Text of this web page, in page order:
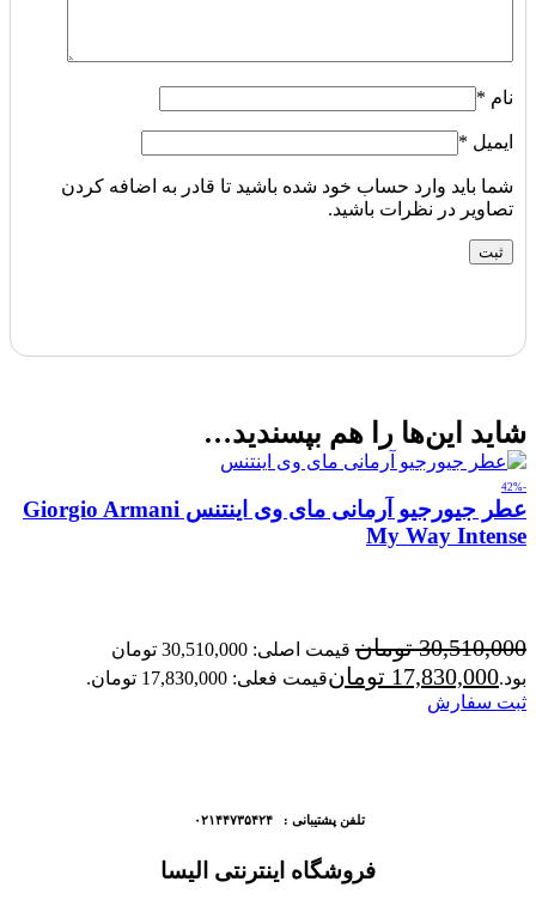
نام *
ایمیل *
شما باید وارد حساب خود شده باشید تا قادر به اضافه کردن
تصاویر در نظرات باشید.
شاید این‌ها را هم بپسندید…
-42%
عطر جیورجیو آرمانی مای وی اینتنس Giorgio Armani
My Way Intense
30,510,000 تومان
قیمت اصلی: 30,510,000 تومان
بود.17,830,000 تومانقیمت فعلی: 17,830,000 تومان.
ثبت سفارش
تلفن پشتیبانی : ۰۲۱۴۴۷۳۵۴۲۴
فروشگاه اینترنتی الیسا